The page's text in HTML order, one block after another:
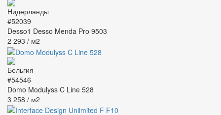
#52039
Desso1 Desso Menda Pro 9503
2 293 / м2
#54546
Domo Modulyss C Line 528
3 258 / м2